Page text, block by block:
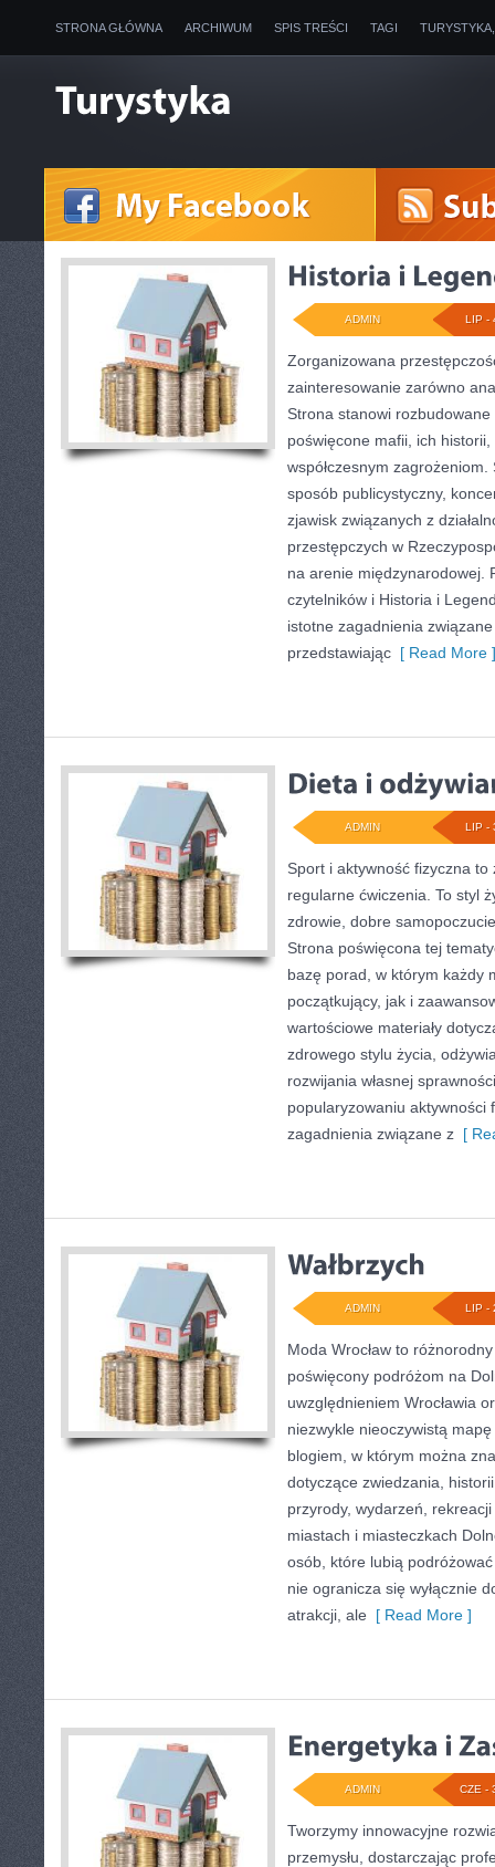
STRONA GŁÓWNA ARCHIWUM SPIS TREŚCI TAGI
LIP -
ADMIN
Zorganizowana
zainteresowanie zarówno
Strona stanowi
poświęcone mafii, ich
współczesnym
sposób publicystyczny,
zjawisk związanych z
przestępczych w
na arenie międzynarodowej.
czytelników i Historia i
istotne zagadnienia
przedstawiając [ Read More ]
LIP -
ADMIN
Sport i aktywność fizyczna
regularne ćwiczenia. To styl
zdrowie, dobre
Strona poświęcona tej
bazę porad, w którym każdy
początkujący, jak i
wartościowe materiały
zdrowego stylu życia,
rozwijania własnej
popularyzowaniu aktywności
zagadnienia związane z [
LIP -
ADMIN
Moda Wrocław to
poświęcony podróżom na
uwzględnieniem Wrocławia
niezwykle nieoczywistą
blogiem, w którym można
dotyczące zwiedzania,
przyrody, wydarzeń,
miastach i miasteczkach
osób, które lubią
nie ogranicza się wyłącznie
atrakcji, ale [ Read More ]
CZE -
ADMIN
Tworzymy innowacyjne
przemysłu, dostarczając